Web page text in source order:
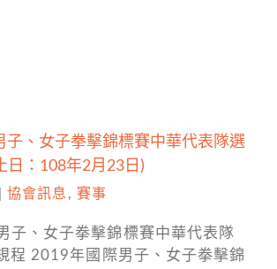
子、女子拳擊錦標賽中華代表隊選
日：108年2月23日)
協會訊息 , 賽事
子、女子拳擊錦標賽中華代表隊
程 2019年國際男子、女子拳擊錦